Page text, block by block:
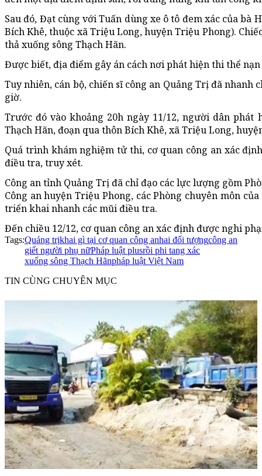
Sau đó, Đạt cùng với Tuấn dùng xe ô tô đem xác của bà
Bích Khê, thuộc xã Triệu Long, huyện Triệu Phong).
thả xuống sông Thạch Hãn.
Được biết, địa điểm gây án cách nơi phát hiện thi thể
Tuy nhiên, cán bộ, chiến sĩ công an Quảng Trị đã nhanh
giờ.
Trước đó vào khoảng 20h ngày 11/12, người dân
Thạch Hãn, đoạn qua thôn Bích Khê, xã Triệu Long,
Quá trình khám nghiệm tử thi, cơ quan công an xác
điều tra, truy xét.
Công an tỉnh Quảng Trị đã chỉ đạo các lực lượng gồm
Công an huyện Triệu Phong, các Phòng chuyên môn
triển khai nhanh các mũi điều tra.
Đến chiều 12/12, cơ quan công an xác định được nghi
Tags:Quảng trịkhai gì tại cơ quan công anhai đối tượngcông an
giết người phụ nữPháp luật plusrồi phi tang xác
xuống sông Thạch Hãnpháp luật Việt Nam
TIN CÙNG CHUYÊN MỤC